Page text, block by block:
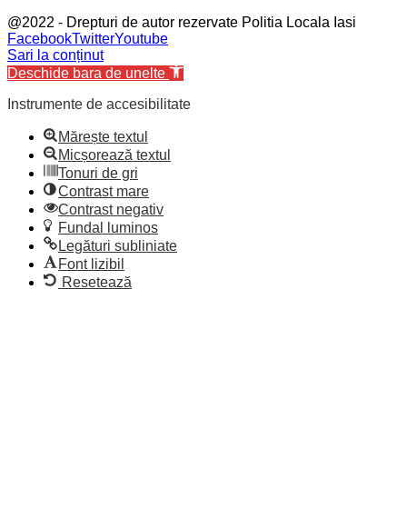
@2022 - Drepturi de autor rezervate Politia Locala Iasi
FacebookTwitterYoutube
Sari la conținut
Deschide bara de unelte
Instrumente de accesibilitate
Mărește textul
Micșorează textul
Tonuri de gri
Contrast mare
Contrast negativ
Fundal luminos
Legături subliniate
Font lizibil
Resetează